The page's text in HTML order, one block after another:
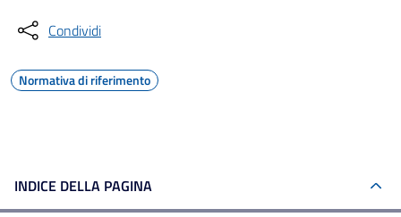
Condividi
Normativa di riferimento
INDICE DELLA PAGINA